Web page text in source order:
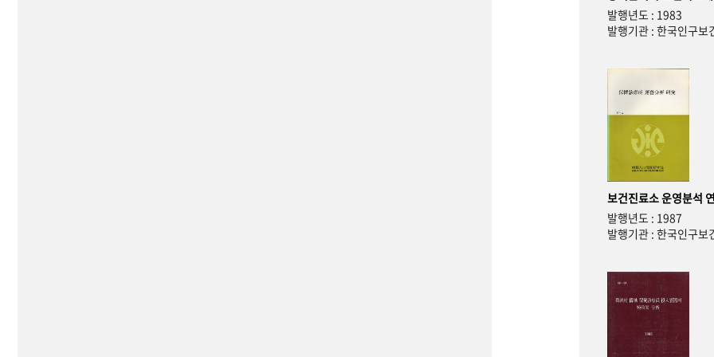
발행년도 : 1983
발행기관 : 한국인구보
보건진료소 운영분석
발행년도 : 1987
발행기관 : 한국인구보